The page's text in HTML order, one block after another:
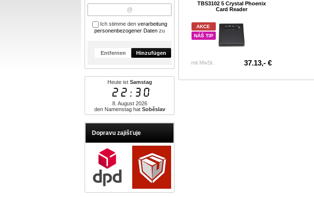
Ich stimme den verarbeitung
personenbezogener Daten zu
Entfernen Hinzufügen
Heute ist Samstag
22:30
8. August 2026
den Namenstag hat Soběslav
Dopravu zajišťuje
TBS3102 5 Crystal Phoenix
Card Reader
AKCE
NÁŠ TIP
mit MwSt. 37.13,- €